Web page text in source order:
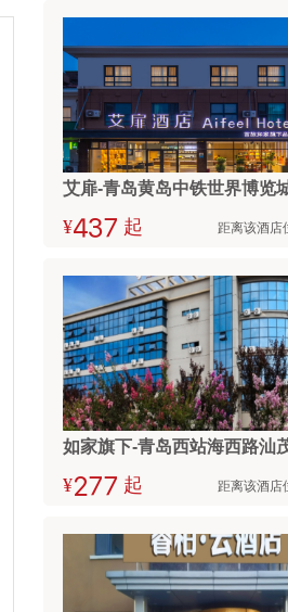
艾扉-青岛黄岛中铁世界博览
¥  起 距离该酒店
¥   起 距离该酒店